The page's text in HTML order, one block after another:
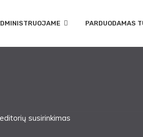
PARDUODAMAS
susirinkimas